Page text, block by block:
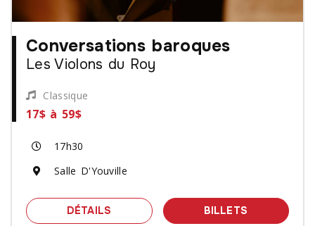
Conversations baroques
Les Violons du Roy
Classique
17$ à 59$
17h30
Salle D'Youville
DÉTAILS SPECTACLE CONVERSATIONS
BILLETS DES